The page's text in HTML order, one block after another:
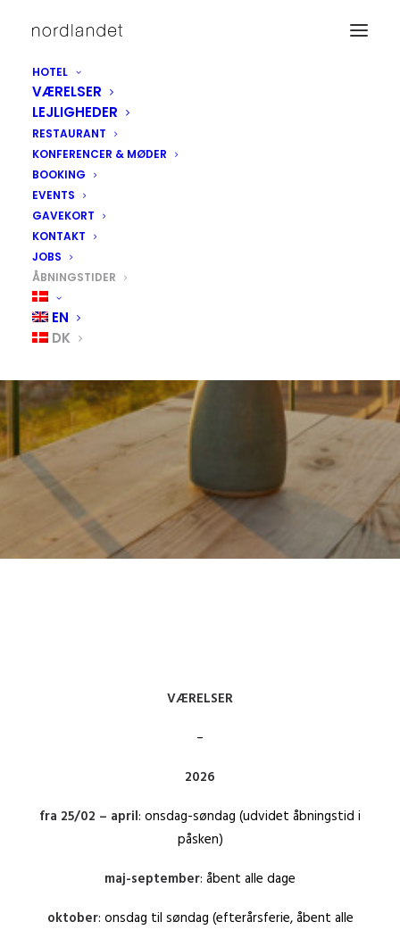
HOTEL
VÆRELSER
LEJLIGHEDER
RESTAURANT
KONFERENCER & MØDER
BOOKING
EVENTS
GAVEKORT
KONTAKT
JOBS
ÅBNINGSTIDER
EN
DK
VÆRELSER
–
2026
fra 25/02 – april: onsdag-søndag (udvidet åbningstid i
påsken)
maj-september: åbent alle dage
oktober: onsdag til søndag (efterårsferie, åbent alle